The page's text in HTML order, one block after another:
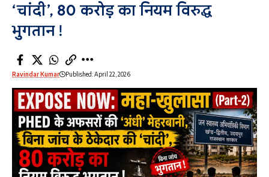
‘चांदी’, 80 करोड़ का नियम विरुद्ध
भुगतान !
Ravindar Kumar Published: April 22, 2026